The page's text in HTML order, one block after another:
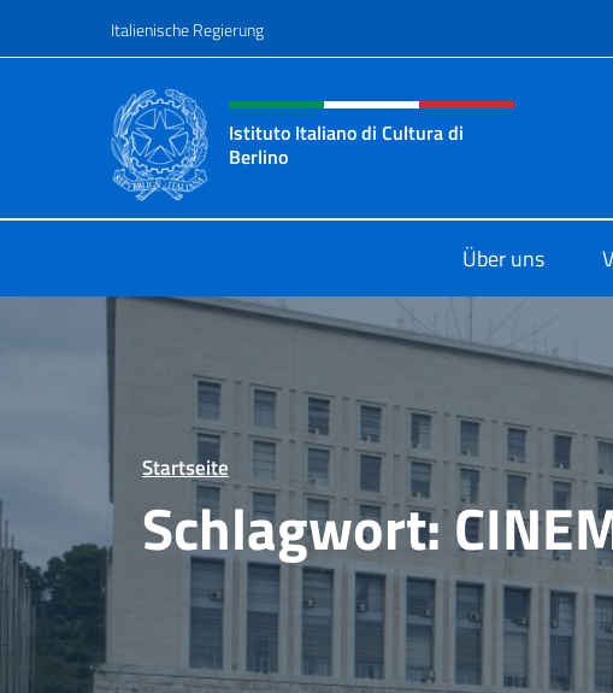
Italienische Regierung
Header-Site, Social und Menü
Istituto Italiano di Cultura di
Berlino
Über uns
Startseite
Schlagwort: